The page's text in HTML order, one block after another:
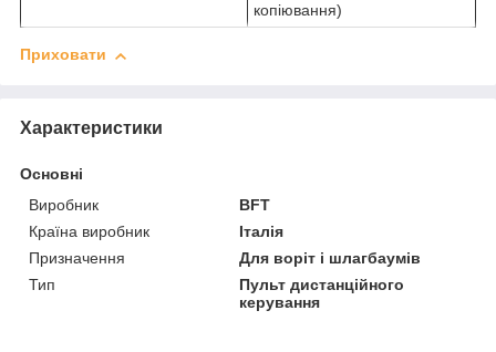
копіювання)
Приховати
Характеристики
Основні
Виробник
BFT
Країна виробник
Італія
Призначення
Для воріт і шлагбаумів
Тип
Пульт дистанційного
керування